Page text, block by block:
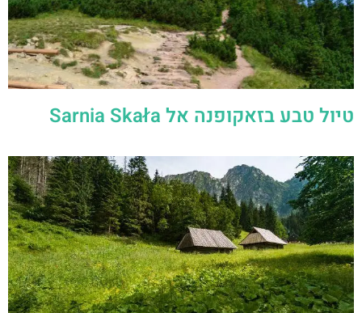
טיול אל עמק Polana Strążyska
בזאקופנה